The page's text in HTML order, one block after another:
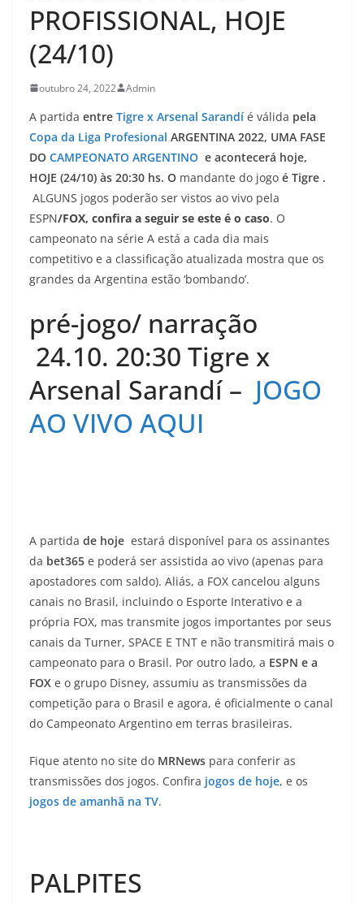
PROFISSIONAL, HOJE
(24/10)
outubro 24, 2022 Admin
A partida entre Tigre x Arsenal Sarandí é válida pela
Copa da Liga Profesional ARGENTINA 2022, UMA FASE
DO CAMPEONATO ARGENTINO e acontecerá hoje,
HOJE (24/10) às 20:30 hs. O mandante do jogo é Tigre .
ALGUNS jogos poderão ser vistos ao vivo pela
ESPN/FOX, confira a seguir se este é o caso. O
campeonato na série A está a cada dia mais
competitivo e a classificação atualizada mostra que os
grandes da Argentina estão ‘bombando’.
pré-jogo/ narração
24.10. 20:30 Tigre x
Arsenal Sarandí – JOGO
AO VIVO AQUI
A partida de hoje estará disponível para os assinantes
da bet365 e poderá ser assistida ao vivo (apenas para
apostadores com saldo). Aliás, a FOX cancelou alguns
canais no Brasil, incluindo o Esporte Interativo e a
própria FOX, mas transmite jogos importantes por seus
canais da Turner, SPACE E TNT e não transmitirá mais o
campeonato para o Brasil. Por outro lado, a ESPN e a
FOX e o grupo Disney, assumiu as transmissões da
competição para o Brasil e agora, é oficialmente o canal
do Campeonato Argentino em terras brasileiras.
Fique atento no site do MRNews para conferir as
transmissões dos jogos. Confira jogos de hoje, e os
jogos de amanhã na TV.
PALPITES